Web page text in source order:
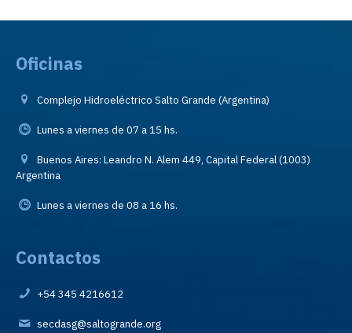
Oficinas
Complejo Hidroeléctrico Salto Grande (Argentina)
Lunes a viernes de 07 a 15 hs.
Buenos Aires: Leandro N. Alem 449, Capital Federal (1003)
Argentina
Lunes a viernes de 08 a 16 hs.
Contactos
+54 345 4216612
secdasg@saltogrande.org